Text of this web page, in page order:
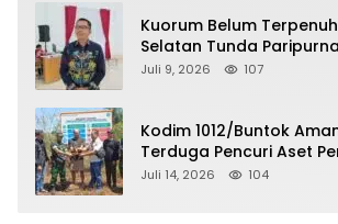
Kuorum Belum
Selatan Tunda
Raperda
Juli 9, 2026 107
Kodim 1012/Buntok
Terduga Pencuri Aset
Sitaan Satgas PKH, Satu
Juli 14, 2026 104